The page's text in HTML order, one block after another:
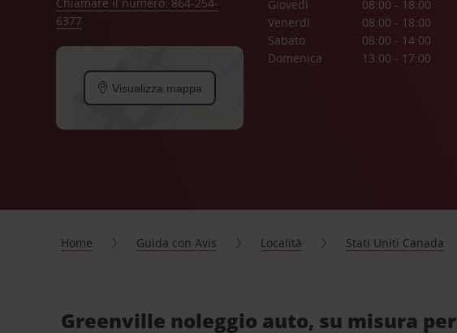
6377
Visualizza mappa
Giovedì
08:00 - 18:00
Venerdì
08:00 - 18:00
Sabato
08:00 - 14:00
Domenica
13:00 - 17:00
Home Guida con Avis Località Stati Uniti Canada
Greenville noleggio auto, su misura